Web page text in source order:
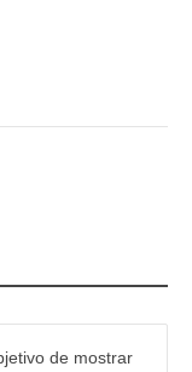
de mostrar